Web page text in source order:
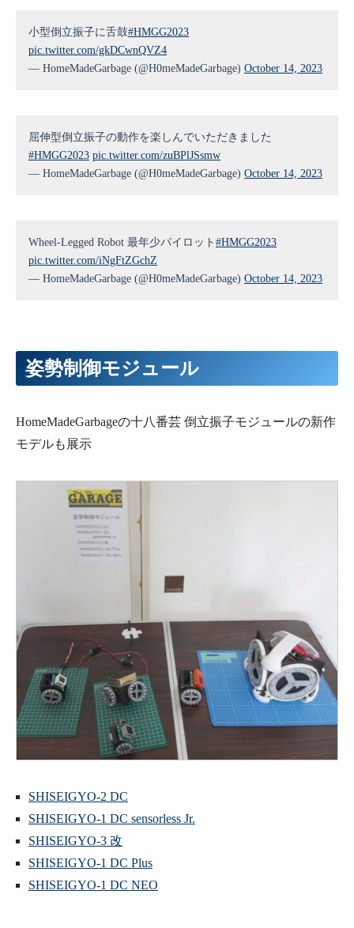
小型倒立振子に舌鼓#HMGG2023
pic.twitter.com/gkDCwnQVZ4
— HomeMadeGarbage (@H0meMadeGarbage) October 14, 2023
屈伸型倒立振子の動作を楽しんでいただきました
#HMGG2023 pic.twitter.com/zuBPlJSsmw
— HomeMadeGarbage (@H0meMadeGarbage) October 14, 2023
Wheel-Legged Robot 最年少パイロット #HMGG2023
pic.twitter.com/iNgFtZGchZ
— HomeMadeGarbage (@H0meMadeGarbage) October 14, 2023
姿勢制御モジュール
HomeMadeGarbageの十八番芸 倒立振子モジュールの新作
モデルも展示
SHISEIGYO-2 DC
SHISEIGYO-1 DC sensorless Jr.
SHISEIGYO-3 改
SHISEIGYO-1 DC Plus
SHISEIGYO-1 DC NEO